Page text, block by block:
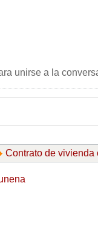
unirse a la
Contrato de vivienda